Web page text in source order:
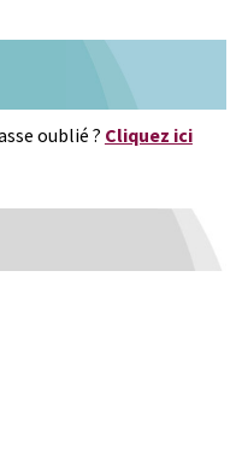
oublié ? Cliquez ici